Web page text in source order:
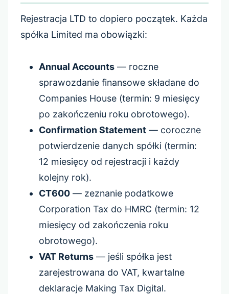
Rejestracja LTD to dopiero początek. Każda
spółka Limited ma obowiązki:
Annual Accounts— roczne
sprawozdanie finansowe składane do
Companies House (termin: 9 miesięcy
po zakończeniu roku obrotowego).
Confirmation Statement— coroczne
potwierdzenie danych spółki (termin:
12 miesięcy od rejestracji i każdy
kolejny rok).
CT600— zeznanie podatkowe
Corporation Tax do HMRC (termin: 12
miesięcy od zakończenia roku
obrotowego).
VAT Returns— jeśli spółka jest
zarejestrowana do VAT, kwartalne
deklaracje Making Tax Digital.